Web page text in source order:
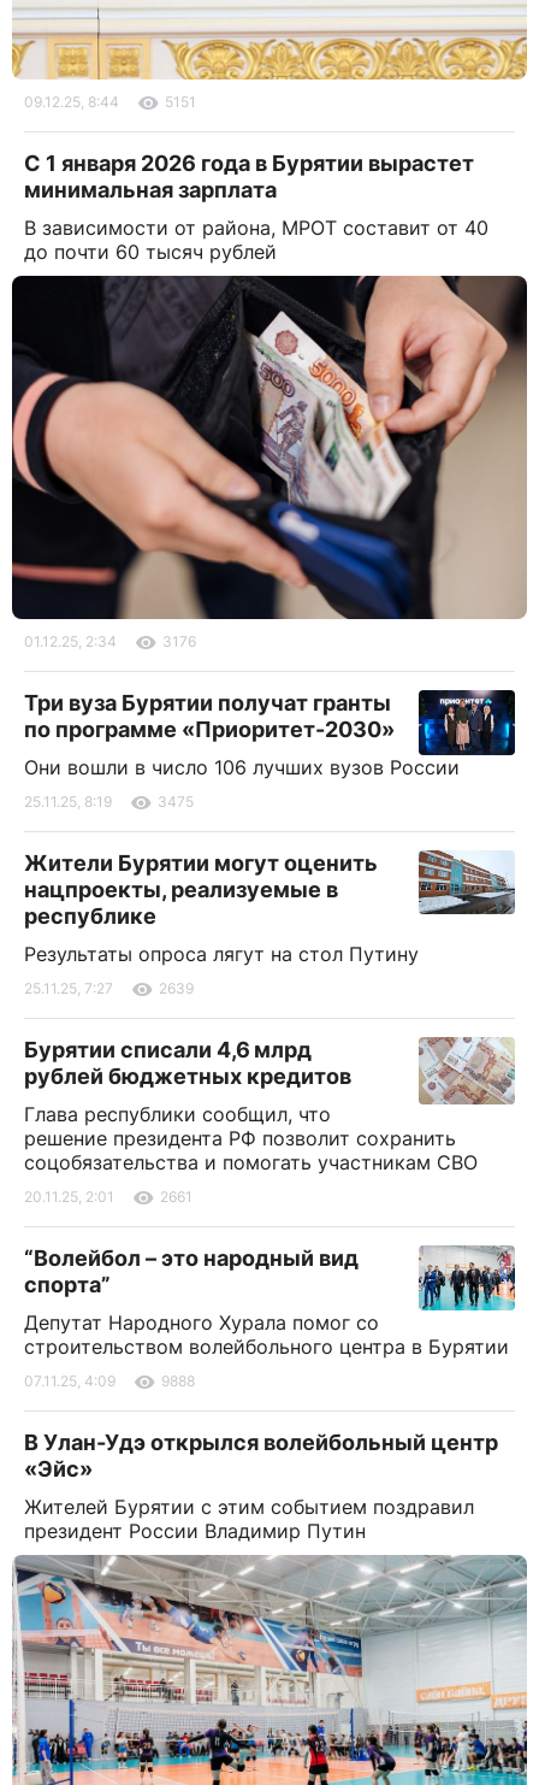
09.12.25, 8:44 5151
С 1 января 2026 года в Бурятии вырастет
минимальная зарплата
В зависимости от района, МРОТ составит от 40
до почти 60 тысяч рублей
01.12.25, 2:34 3176
Три вуза Бурятии получат гранты
по программе «Приоритет-2030»
Они вошли в число 106 лучших вузов России
25.11.25, 8:19 3475
Жители Бурятии могут оценить
нацпроекты, реализуемые в
республике
Результаты опроса лягут на стол Путину
25.11.25, 7:27 2639
Бурятии списали 4,6 млрд
рублей бюджетных кредитов
Глава республики сообщил, что
решение президента РФ позволит сохранить
соцобязательства и помогать участникам СВО
20.11.25, 2:01 2661
“Волейбол – это народный вид
спорта”
Депутат Народного Хурала помог со
строительством волейбольного центра в Бурятии
07.11.25, 4:09 9888
В Улан-Удэ открылся волейбольный центр
«Эйс»
Жителей Бурятии с этим событием поздравил
президент России Владимир Путин